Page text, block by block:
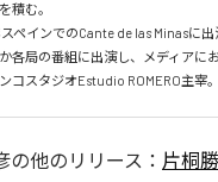
積む。
ペインでのCante de las Minasに出
各局の番組に出演し、メディアに
コスタジオEstudio ROMERO主宰
の他のリリース： 片桐